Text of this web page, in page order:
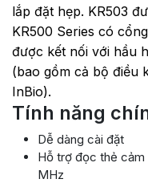
lắp đặt hẹp. KR503
KR500 Series có
được kết nối với hầu
(bao gồm cả bộ điều
InBio).
Tính năng
Dễ dàng cài đặt
Hỗ trợ đọc thẻ cảm
MHz